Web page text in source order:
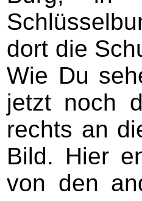
dort die
Wie Du
jetzt noch
rechts an
Bild. Hier
von den